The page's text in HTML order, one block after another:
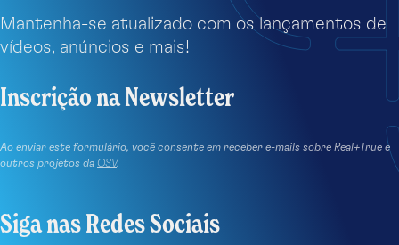
Mantenha-se atualizado com os lançamentos de
vídeos, anúncios e mais!
Inscrição na Newsletter
Ao enviar este formulário, você consente em receber e-mails sobre Real+True e
outros projetos da OSV.
Siga nas Redes Sociais